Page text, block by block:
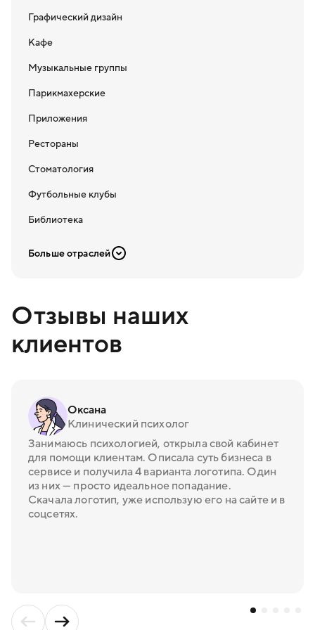
Графический дизайн
Кафе
Музыкальные группы
Парикмахерские
Приложения
Рестораны
Стоматология
Футбольные клубы
Библиотека
Больше отраслей
Отзывы наших
клиентов
Оксана
Клинический психолог
Занимаюсь психологией, открыла свой кабинет
для помощи клиентам. Описала суть бизнеса в
сервисе и получила 4 варианта логотипа. Один
из них — просто идеальное попадание.
Скачала логотип, уже использую его на сайте и в
соцсетях.